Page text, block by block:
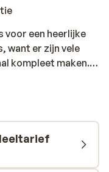
voor een heerlijke
want er zijn vele
kompleet maken.
om te
te komen na een
diverse bars waar je
je ook nog de hele
snacks en staat
je klaar!